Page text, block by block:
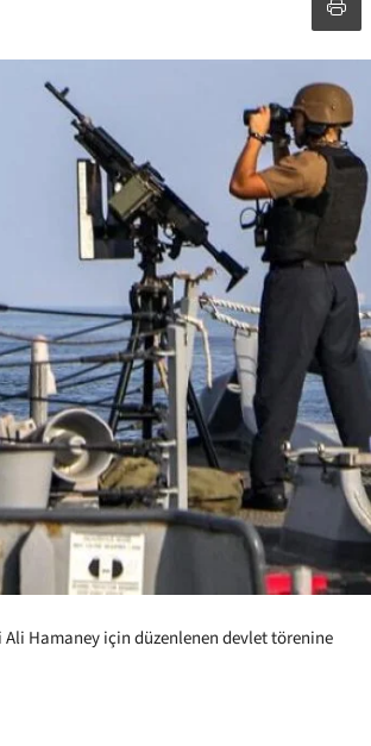
Ali Hamaney için düzenlenen devlet törenine